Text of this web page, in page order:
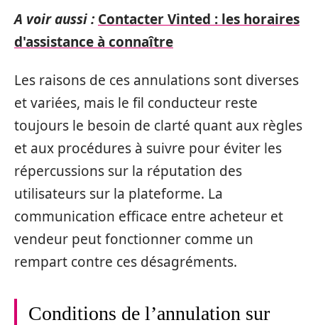
A voir aussi : Contacter Vinted : les horaires
d'assistance à connaître
Les raisons de ces annulations sont diverses
et variées, mais le fil conducteur reste
toujours le besoin de clarté quant aux règles
et aux procédures à suivre pour éviter les
répercussions sur la réputation des
utilisateurs sur la plateforme. La
communication efficace entre acheteur et
vendeur peut fonctionner comme un
rempart contre ces désagréments.
Conditions de l’annulation sur